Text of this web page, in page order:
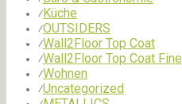
⁄Küche
⁄OUTSIDERS
⁄Wall2Floor Top Coat
⁄Wall2Floor Top Coat Fine
⁄Wohnen
⁄Uncategorized